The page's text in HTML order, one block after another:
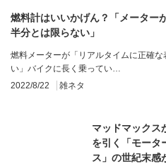
燃料計はいいかげん？「メーター
半分とは限らない」
燃料メーターが「リアルタイムに正確
い」バイクに長く乗ってい…
2022/8/22
雑ネタ
マッドマックス
を引く「モータ
ス」の世紀末感